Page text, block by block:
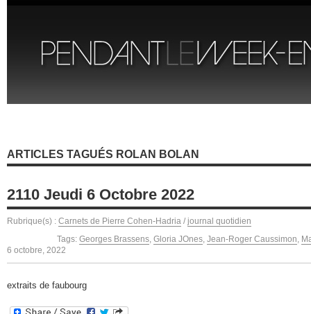
ARTICLES TAGUÉS ROLAN BOLAN
2110 Jeudi 6 Octobre 2022
Rubrique(s) : Carnets de Pierre Cohen-Hadria / journal quotidien
Tags: Georges Brassens, Gloria JOnes, Jean-Roger Caussimon,
6 octobre, 2022
extraits de faubourg